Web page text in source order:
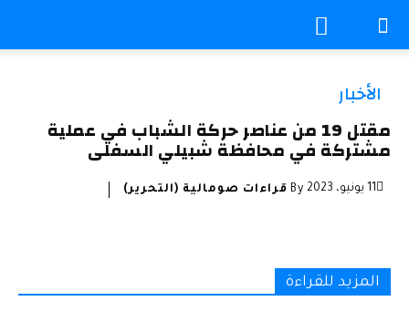
الأخبار
مقتل 19 من عناصر حركة الشباب في عملية
مشتركة في محافظة شبيلي السفلى
11 يونيو، 2023 By قراءات صومالية (التحرير)
المزيد للقراءة